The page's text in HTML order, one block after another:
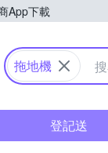
App下載
購物中心
拖地機
登記送